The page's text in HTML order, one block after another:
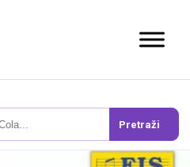
Pretraži